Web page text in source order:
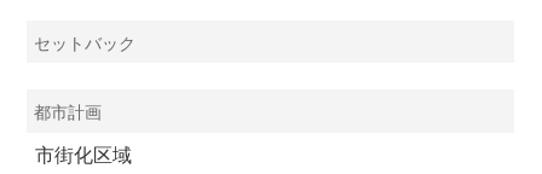
セットバック
都市計画
市街化区域